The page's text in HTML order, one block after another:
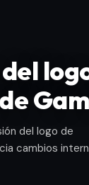
del logo de
cambios